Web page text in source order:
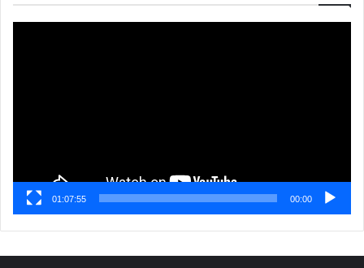
00:00
01:07:55